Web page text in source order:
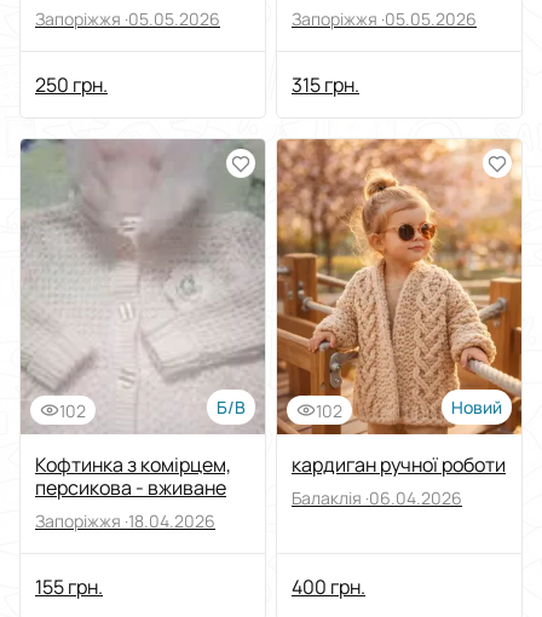
Запоріжжя ·05.05.2026
250 грн.
Запоріжжя ·05.05.2026
315 грн.
102 Б/В
Кофтинка з комірцем,
персикова - вживане
Запоріжжя ·18.04.2026
155 грн.
102 Новий
кардиган ручної роботи
Балаклія ·06.04.2026
400 грн.